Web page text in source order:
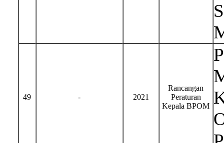
49 - 2021
Rancangan
Peraturan
Kepala BPOM